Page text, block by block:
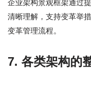
企业架构景观框架通过
清晰理解，支持变革举
变革管理流程。
7. 各类架构的